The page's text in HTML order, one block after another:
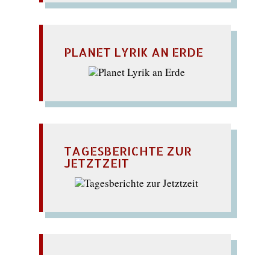
PLANET LYRIK AN ERDE
TAGESBERICHTE ZUR
JETZTZEIT